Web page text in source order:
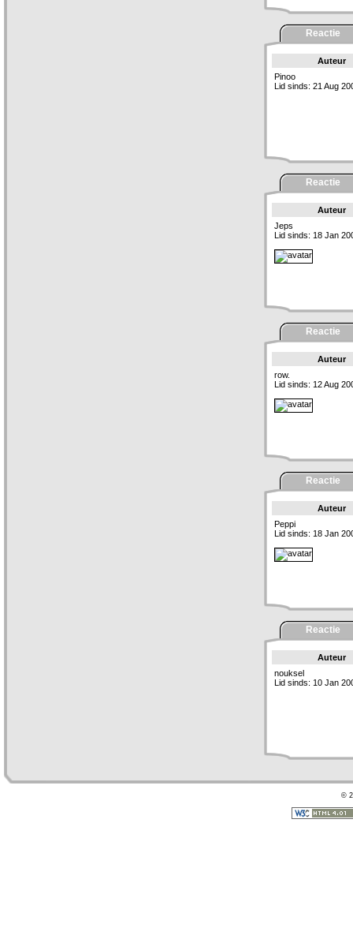
Reactie
Auteur
Pinoo
Lid sinds: 21 Aug
Reactie
Auteur
Jeps
Lid sinds: 18 Jan
Reactie
Auteur
row.
Lid sinds: 12 Aug
Reactie
Auteur
Peppi
Lid sinds: 18 Jan
Reactie
Auteur
nouksel
Lid sinds: 10 Jan
©